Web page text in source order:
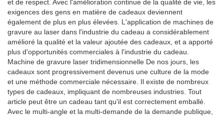
et de respect. Avec l'amélioration continue de la qualité de vie, les
exigences des gens en matière de cadeaux deviennent
également de plus en plus élevées. L'application de machines de
gravure au laser dans l'industrie du cadeau a considérablement
amélioré la qualité et la valeur ajoutée des cadeaux, et a apporté
plus d'opportunités commerciales à l'industrie du cadeau.
Machine de gravure laser tridimensionnelle De nos jours, les
cadeaux sont progressivement devenus une culture de la mode
et une méthode commerciale nécessaire. Il existe de nombreux
types de cadeaux, impliquant de nombreuses industries. Tout
article peut être un cadeau tant qu'il est correctement emballé.
Avec le multi-angle et la multi-demande de la demande publique,